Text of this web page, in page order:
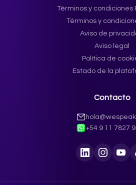
Términos y condiciones
Términos y
Aviso de
Aviso legal
Política de
Estado de la
Contacto
+54 9 11 7827